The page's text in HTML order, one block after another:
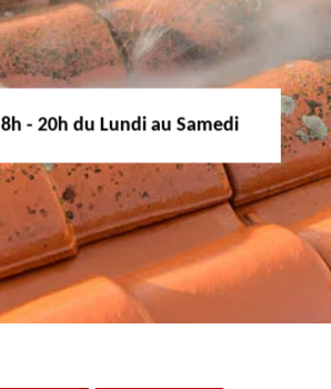
8h - 20h du Lundi au Samedi